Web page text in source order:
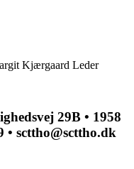
Kjærgaard Leder
29B • 1958
• scttho@scttho.dk